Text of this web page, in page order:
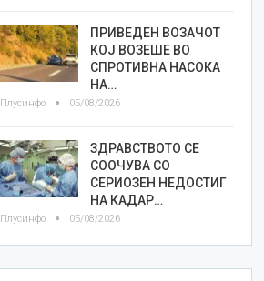
ПРИВЕДЕН ВОЗАЧОТ
КОЈ ВОЗЕШЕ ВО
СПРОТИВНА НАСОКА
НА…
Плусинфо 05/08/2026
ЗДРАВСТВОТО СЕ
СООЧУВА СО
СЕРИОЗЕН НЕДОСТИГ
НА КАДАР…
Плусинфо 05/08/2026